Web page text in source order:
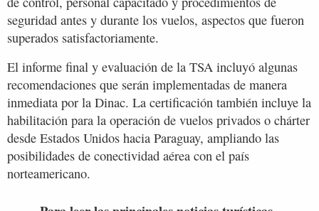
seguridad antes y durante los vuelos, aspectos que fueron
superados satisfactoriamente.
El informe final y evaluación de la TSA incluyó algunas
recomendaciones que serán implementadas de manera
inmediata por la Dinac. La certificación también incluye la
habilitación para la operación de vuelos privados o chárter
desde Estados Unidos hacia Paraguay, ampliando las
posibilidades de conectividad aérea con el país
norteamericano.